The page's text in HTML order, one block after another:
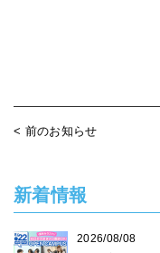
< 前のお知らせ
新着情報
2026/08/08